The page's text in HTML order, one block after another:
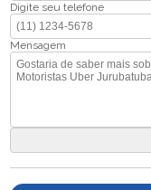
Digite seu telefone
Mensagem